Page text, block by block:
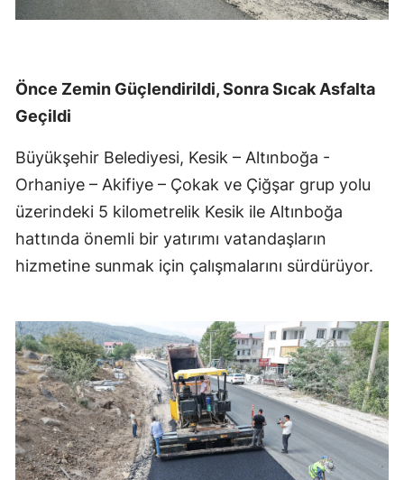
Önce Zemin Güçlendirildi, Sonra Sıcak Asfalta
Geçildi
Büyükşehir Belediyesi, Kesik – Altınboğa -
Orhaniye – Akifiye – Çokak ve Çiğşar grup yolu
üzerindeki 5 kilometrelik Kesik ile Altınboğa
hattında önemli bir yatırımı vatandaşların
hizmetine sunmak için çalışmalarını sürdürüyor.